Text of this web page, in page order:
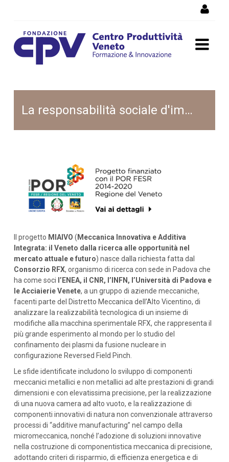
MIAIVO
La responsabilità sociale d'impresa
Il progetto MIAIVO ( Meccanica Innovativa e Additiva
Integrata: il Veneto dalla ricerca alle opportunità nel
mercato attuale e futuro) nasce dalla richiesta fatta dal
Consorzio RFX, organismo di ricerca con sede in Padova che
ha come soci l’ENEA, il CNR, l’INFN, l’Università di Padova e
le Acciaierie Venete, a un gruppo di aziende meccaniche,
facenti parte del Distretto Meccanica dell’Alto Vicentino, di
analizzare la realizzabilità tecnologica di un insieme di
modifiche alla macchina sperimentale RFX, che rappresenta il
più grande esperimento al mondo per lo studio del
confinamento dei plasmi da fusione nucleare in
configurazione Reversed Field Pinch.
Le sfide identificate includono lo sviluppo di componenti
meccanici metallici e non metallici ad alte prestazioni di grandi
dimensioni e con elevatissima precisione, per la realizzazione
di una nuova camera ad alto vuoto, e la realizzazione di
componenti innovativi di natura non convenzionale attraverso
processi di “additive manufacturing” nel campo della
micromeccanica, nonché l’adozione di soluzioni innovative
nella costruzione di componentistica meccanica di precisione,
adottando criteri di risparmio, di efficienza energetica e di